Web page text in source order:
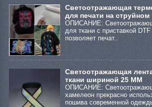
Cветоотражающая
для печати на струйном
ОПИСАНИЕ:
для ткани с приставкой
позволяет печат..
Светоотражающая
ткани шириной 25 ММ
ОПИСАНИЕ:
хамелеон прекрасно
пошива современной